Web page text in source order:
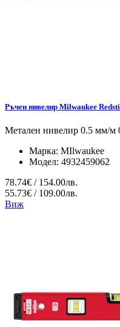
Ръчен нивелир Milwaukee
Метален нивелир 0.5 мм/м
Марка: MIlwaukee
Модел: 4932459062
78.74€ / 154.00лв.
55.73€ / 109.00лв.
Виж